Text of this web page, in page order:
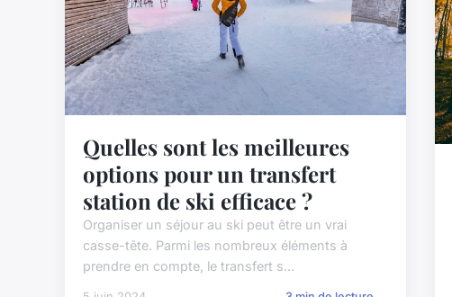
Quelles sont les meilleures
options pour un transfert
station de ski efficace ?
Organiser un séjour au ski peut être un vrai
casse-tête. Parmi les nombreux éléments à
prendre en compte, le transfert s...